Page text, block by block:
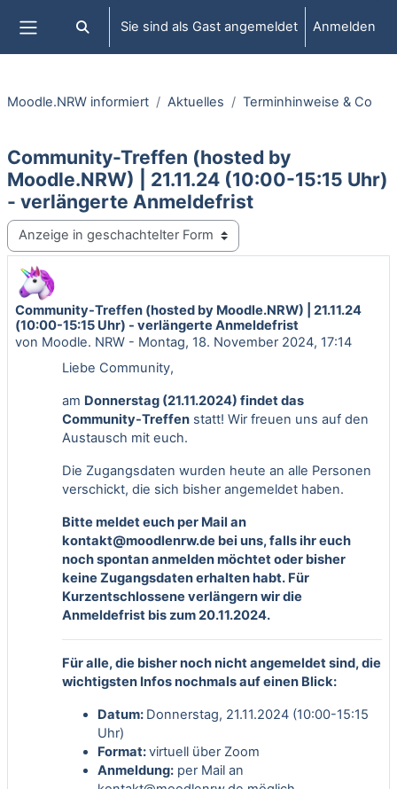
Website-Übersicht
Sucheingabe umschalten
Sie sind als Gast angemeldet Anmelden
Moodle.NRW informiert Aktuelles Terminhinweise & Co
Community-Treffen (hosted by
Moodle.NRW) | 21.11.24 (10:00-15:15 Uhr)
- verlängerte Anmeldefrist
Anzeigemodus
Community-Treffen (hosted by Moodle.NRW) | 21.11.24
(10:00-15:15 Uhr) - verlängerte Anmeldefrist
von Moodle. NRW - Montag, 18. November 2024, 17:14
Anzahl Antworten: 0
Liebe Community,
am Donnerstag (21.11.2024) findet das
Community-Treffen statt! Wir freuen uns auf den
Austausch mit euch.
Die Zugangsdaten wurden heute an alle Personen
verschickt, die sich bisher angemeldet haben.
Bitte meldet euch per Mail an
kontakt@moodlenrw.de bei uns, falls ihr euch
noch spontan anmelden möchtet oder bisher
keine Zugangsdaten erhalten habt. Für
Kurzentschlossene verlängern wir die
Anmeldefrist bis zum 20.11.2024.
Für alle, die bisher noch nicht angemeldet sind, die
wichtigsten Infos nochmals auf einen Blick:
Datum: Donnerstag, 21.11.2024 (10:00-15:15
Uhr)
Format:virtuell über Zoom
Anmeldung: per Mail an